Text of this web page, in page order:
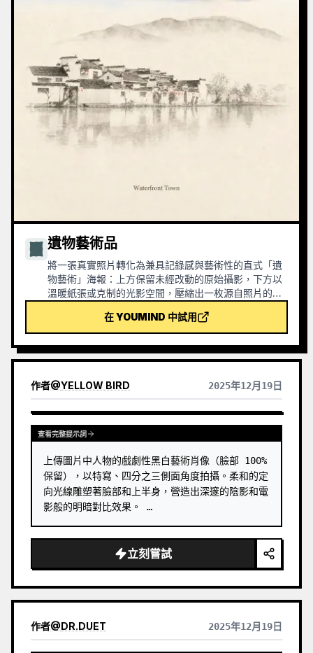
遺物藝術品
將一張真實照片轉化為兼具記錄感與藝術性的直式「遺
物藝術」海報：上方保留未經改動的原始攝影，下方以
溫暖紙張或克制的光影空間，壓縮出一枚源自照片的記
色塊面、柔化邊緣、留白切口和稀疏線條，提煉出建
築、城市、水面、道路、人物尺度、地平線與光影關
係，讓主體即使在縮圖中也能保持辨識度。畫面整體強
調安靜、克制和現代版畫般的質感，色彩從原圖提取，
適時加入一處微小的暖色標記。標題通常保持極小、詩
影遺物系列、建築與城市影像海報、抽象編輯攝影、畫
廊感照片封面，以及適用於抖音等行動端傳播的視覺系
立一個具有穩定系列感的「記憶印記」，讓每張照片都
擁有獨立的情緒和可延展的視覺身份。
在 YOUMIND 中試用
作者@YELLOW BIRD 2025年12月19日
查看完整提示詞
上傳圖片中人物的戲劇性黑白藝術肖像（臉部 100%
保留），以特寫、四分之三側面角度拍攝。柔和的定
向光線雕塑著臉部和上半身，營造出深邃的陰影和電
影般的明暗對比效果。 …
立刻嘗試
作者@DR.DUET 2025年12月19日